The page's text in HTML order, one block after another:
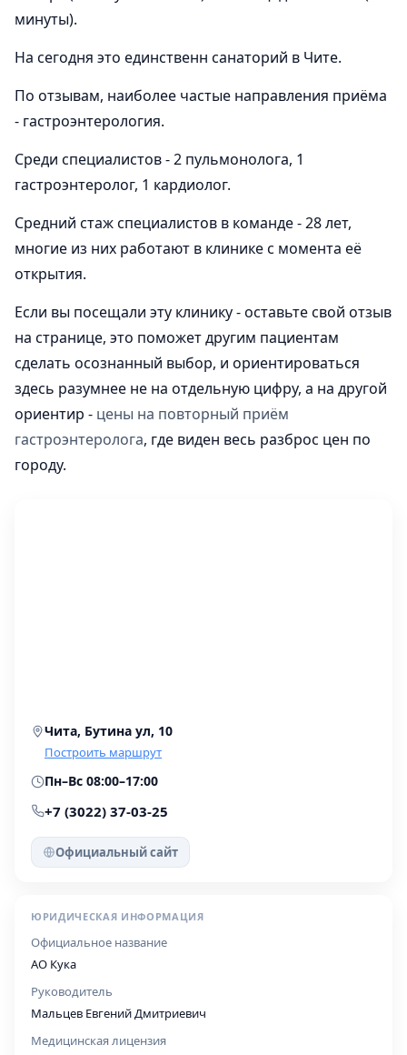
минуты).
На сегодня это единственн санаторий в Чите.
По отзывам, наиболее частые направления приёма
- гастроэнтерология.
Среди специалистов - 2 пульмонолога, 1
гастроэнтеролог, 1 кардиолог.
Средний стаж специалистов в команде - 28 лет,
многие из них работают в клинике с момента её
открытия.
Если вы посещали эту клинику - оставьте свой отзыв
на странице, это поможет другим пациентам
сделать осознанный выбор, и ориентироваться
здесь разумнее не на отдельную цифру, а на другой
ориентир - цены на повторный приём
гастроэнтеролога, где виден весь разброс цен по
городу.
Чита, Бутина ул, 10
Построить маршрут
Пн–Вс 08:00–17:00
+7 (3022) 37-03-25
Официальный сайт
ЮРИДИЧЕСКАЯ ИНФОРМАЦИЯ
Официальное название
АО Кука
Руководитель
Мальцев Евгений Дмитриевич
Медицинская лицензия